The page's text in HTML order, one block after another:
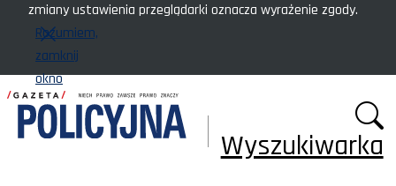
zmiany ustawienia przeglądarki oznacza wyrażenie zgody.
Rozumiem,
zamknij
okno
Wyszukiwarka